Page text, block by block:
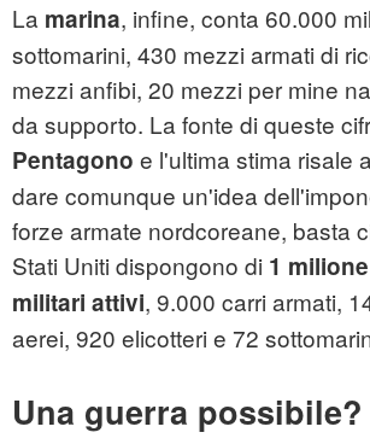
La marina, infine, conta 60.000
sottomarini, 430 mezzi armati di
mezzi anfibi, 20 mezzi per mine
da supporto. La fonte di queste
Pentagono e l'ultima stima risale
dare comunque un'idea
forze armate nordcoreane, basta
Stati Uniti dispongono di 1
militari attivi, 9.000 carri armati,
aerei, 920 elicotteri e 72
Una guerra possibile?